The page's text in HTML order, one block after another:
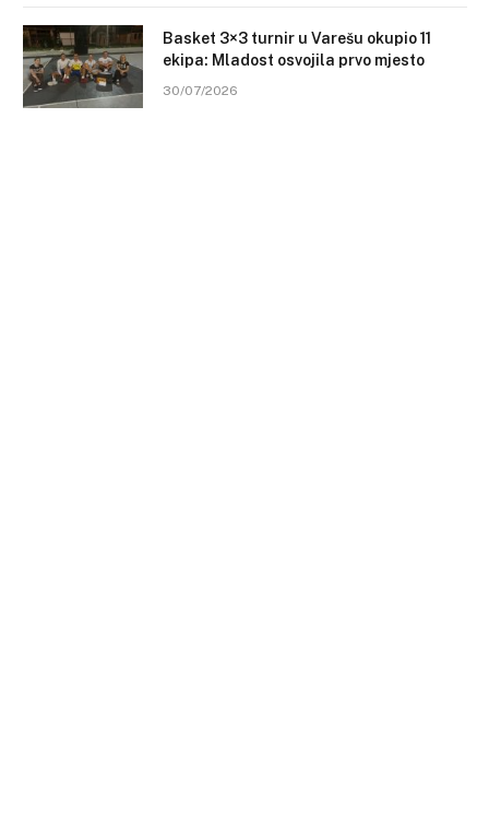
Basket 3×3 turnir u Varešu okupio 11
ekipa: Mladost osvojila prvo mjesto
30/07/2026